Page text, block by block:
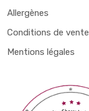
Allergènes
Conditions de vente
Mentions légales